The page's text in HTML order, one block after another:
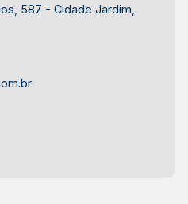
587 - Cidade Jardim,